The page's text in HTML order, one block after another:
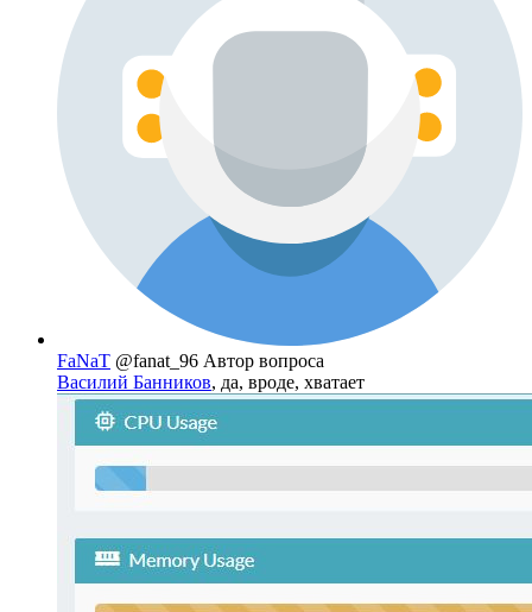
FaNaT @fanat_96 Автор вопроса
Василий Банников, да, вроде, хватает